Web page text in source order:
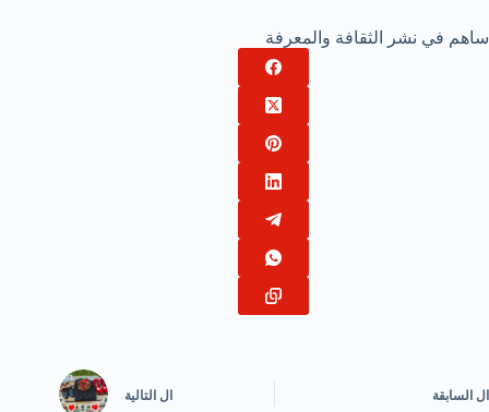
ساهم في نشر الثقافة والمعرفة
ال السابقة ال التالية